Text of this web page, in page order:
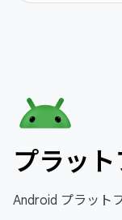
プラッ
Android プラット